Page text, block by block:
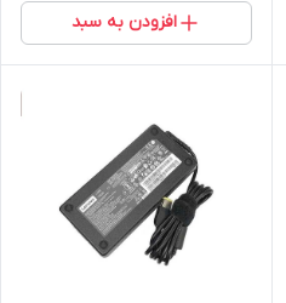
افزودن به سبد